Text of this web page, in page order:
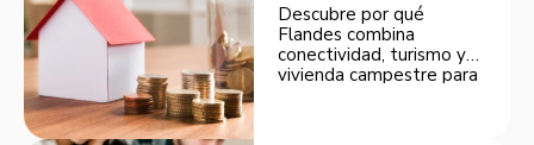
Descubre por qué
Flandes combina
conectividad, turismo y
vivienda campestre para